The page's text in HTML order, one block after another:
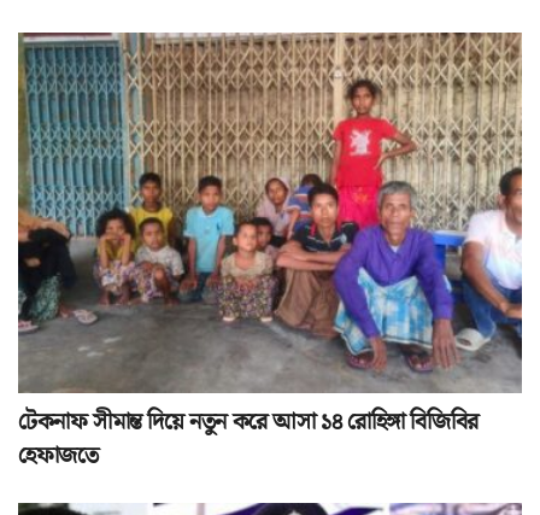
টেকনাফ সীমান্ত দিয়ে নতুন করে আসা ১৪ রোহিঙ্গা বিজিবির
হেফাজতে